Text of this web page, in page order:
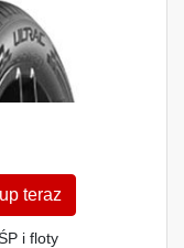
teraz
i floty